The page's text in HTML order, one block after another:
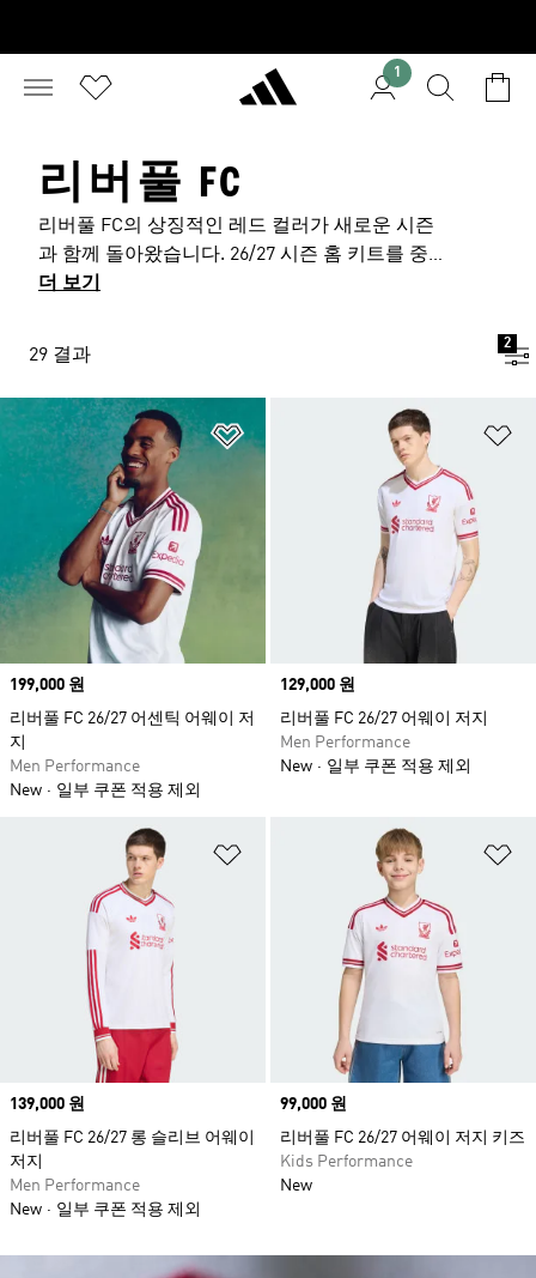
1
리버풀 FC
리버풀 FC의 상징적인 레드 컬러가 새로운 시즌
과 함께 돌아왔습니다. 26/27 시즌 홈 키트를 중심
으로 선보이는 리버풀 저지는 1989년의 클래식한
와 절제된 패턴 디테일이 어우러진 리버풀 유니폼
은 경기장의 긴장감과 현재의 축구 문화를 동시에
담아내며, 리버풀 FC만의 분위기를 더욱 선명하
게 완성합니다. 아디다스 리버풀 축구 의류는 실
제 경기의 에너지를 일상 속 스타일로 확장합니
다. 축구 저지와 트랙탑, 쇼츠를 비롯한 다양한 라
인업은 경기 관람은 물론 일상에서도 부담 없이
활용할 수 있도록 구성되었습니다. 정돈된 실루엣
과 편안한 착용감을 바탕으로, 경기장 안팎 어디
서든 리버풀 FC 특유의 존재감을 자연스럽게 이
어갈 수 있습니다. 오랜 시간 축구 문화의 상징으
로 자리해 온 리버풀 FC는 매 시즌 새로운 감각으
로 팀의 정체성을 이어갑니다. 강렬한 레드 컬러
위에 담긴 클럽의 역사와 현재의 에너지가 함께
담긴 이번 컬렉션과 함께, 새로운 시즌의 분위기
를 경험해 보세요.
더 보기
29 결과
2
위시리스트 담기
Price
199,000 원
리버풀 FC 26/27 어센틱 어웨이 저
지
Men Performance
New
일부 쿠폰 적용 제외
Price
129,000 원
리버풀 FC 26/27 어웨이 저지
Men Performance
New
일부 쿠폰 적용 제외
위시리스트 담기
Price
139,000 원
리버풀 FC 26/27 롱 슬리브 어웨이
저지
Men Performance
New
일부 쿠폰 적용 제외
Price
99,000 원
리버풀 FC 26/27 어웨이 저지 키즈
Kids Performance
New